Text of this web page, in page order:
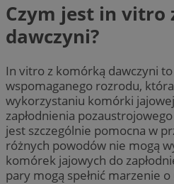
Czym jest in vitro
dawczyni?
In vitro z komórką dawczyni
wspomaganego rozrodu,
wykorzystaniu komórki
zapłodnienia
jest szczególnie pomocna w
różnych powodów nie mogą
komórek jajowych do
pary mogą spełnić marzenie